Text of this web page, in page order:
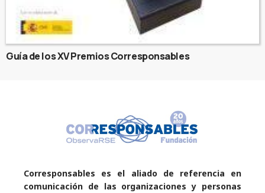
Guía de los XV Premios Corresponsables
Corresponsables es el aliado de referencia en
comunicación de las organizaciones y personas